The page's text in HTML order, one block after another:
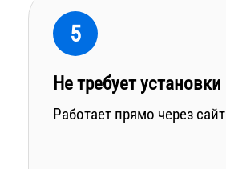
5
Не требует установки
Работает прямо через сайт